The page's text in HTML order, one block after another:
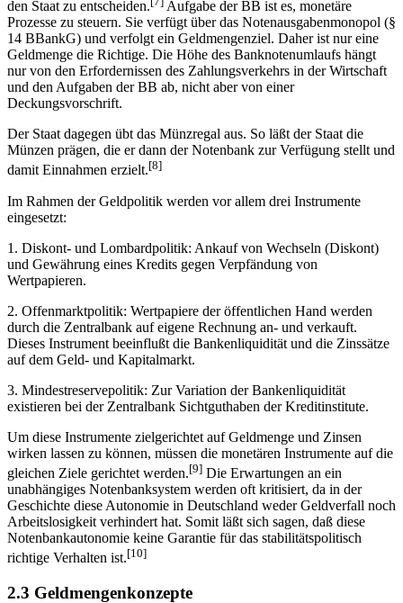
den Staat zu entscheiden.
Aufgabe der BB ist es, monetäre
Prozesse zu steuern. Sie verfügt über das Notenausgabenmonopol (§
14 BBankG) und verfolgt ein Geldmengenziel. Daher ist nur eine
Geldmenge die Richtige. Die Höhe des Banknotenumlaufs hängt
nur von den Erfordernissen des Zahlungsverkehrs in der Wirtschaft
und den Aufgaben der BB ab, nicht aber von einer
Deckungsvorschrift.
Der Staat dagegen übt das Münzregal aus. So läßt der Staat die
Münzen prägen, die er dann der Notenbank zur Verfügung stellt und
damit Einnahmen erzielt.[8]
Im Rahmen der Geldpolitik werden vor allem drei Instrumente
eingesetzt:
1. Diskont- und Lombardpolitik: Ankauf von Wechseln (Diskont)
und Gewährung eines Kredits gegen Verpfändung von
Wertpapieren.
2. Offenmarktpolitik: Wertpapiere der öffentlichen Hand werden
durch die Zentralbank auf eigene Rechnung an- und verkauft.
Dieses Instrument beeinflußt die Bankenliquidität und die Zinssätze
auf dem Geld- und Kapitalmarkt.
3. Mindestreservepolitik: Zur Variation der Bankenliquidität
existieren bei der Zentralbank Sichtguthaben der Kreditinstitute.
Um diese Instrumente zielgerichtet auf Geldmenge und Zinsen
wirken lassen zu können, müssen die monetären Instrumente auf die
gleichen Ziele gerichtet werden.[9] Die Erwartungen an ein
unabhängiges Notenbanksystem werden oft kritisiert, da in der
Geschichte diese Autonomie in Deutschland weder Geldverfall noch
Arbeitslosigkeit verhindert hat. Somit läßt sich sagen, daß diese
Notenbankautonomie keine Garantie für das stabilitätspolitisch
richtige Verhalten ist.[10]
2.3 Geldmengenkonzepte